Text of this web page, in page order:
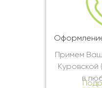
Примем
Куровской
в